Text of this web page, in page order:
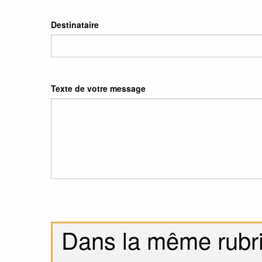
Destinataire
Texte de votre message
Dans la même